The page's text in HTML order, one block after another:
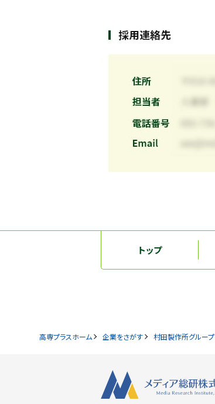
トップ
高専プラスホーム 企業をさがす 村田製作所グループ